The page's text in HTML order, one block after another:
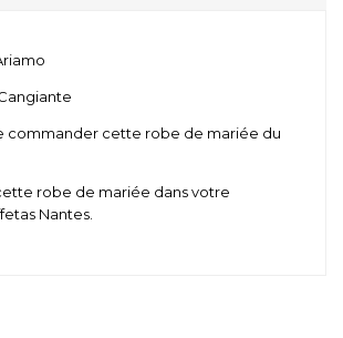
commander cette robe de mariée du
robe de mariée dans votre
Nantes.